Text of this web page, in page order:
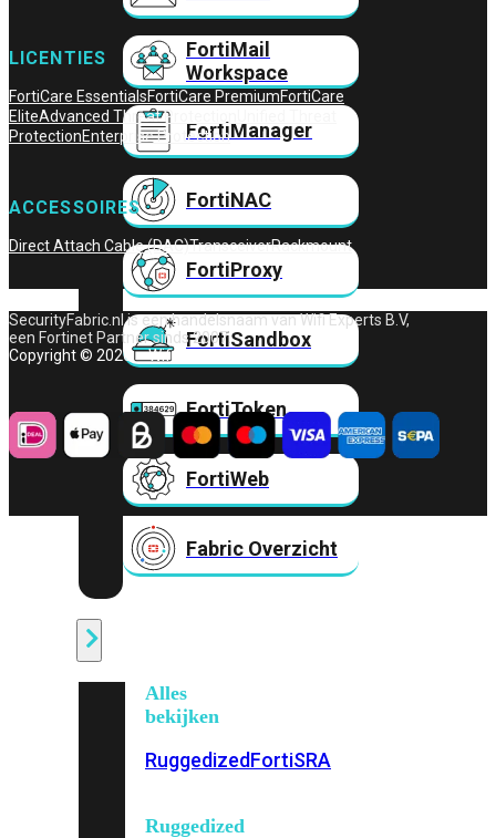
FortiMail
Workspace
FortiManager
FortiNAC
FortiProxy
FortiSandbox
FortiToken
FortiWeb
Fabric Overzicht
Alles
bekijken
RuggedizedFortiSRA
Ruggedized
LICENTIES
FortiCare EssentialsFortiCare PremiumFortiCare
EliteAdvanced Threat Protection
ProtectionEnterprise Protection
ACCESSOIRES
Direct Attach Cable (DAC)TransceiverRackmount
SecurityFabric.nl is een handelsnaam van Wifi Experts B.V,
een Fortinet Partner sinds 2007.
Copyright © 2026 – Wifi Experts B.V.